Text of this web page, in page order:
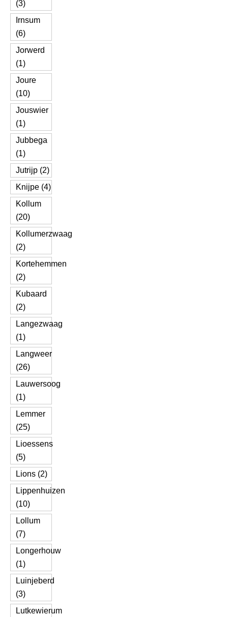
(3)
Irnsum
(6)
Jorwerd
(1)
Joure
(10)
Jouswier
(1)
Jubbega
(1)
Jutrijp (2)
Knijpe (4)
Kollum
(20)
Kollumerzwaag
(2)
Kortehemmen
(2)
Kubaard
(2)
Langezwaag
(1)
Langweer
(26)
Lauwersoog
(1)
Lemmer
(25)
Lioessens
(5)
Lions (2)
Lippenhuizen
(10)
Lollum
(7)
Longerhouw
(1)
Luinjeberd
(3)
Lutkewierum